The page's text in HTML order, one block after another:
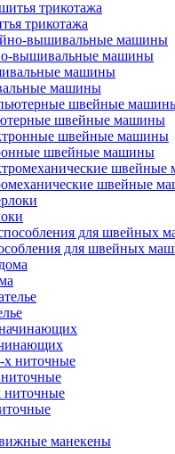
трикотажа
вышивальные машины
машины
швейные машины
швейные машины
швейные
для швейных